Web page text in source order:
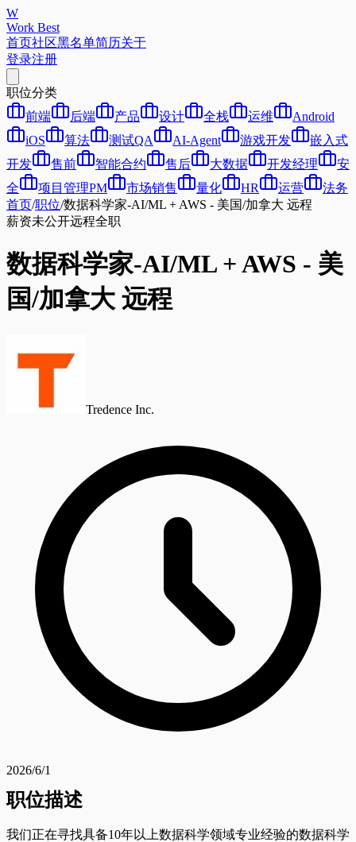
W
Work Best
首页社区黑名单简历关于
登录注册
职位分类
前端
后端 产品 设计 全栈 运维
Android
iOS
算法 测试QA AI-Agent 游戏开发
嵌入式
开发
售前 智能合约 售后 大数据 开发经理
安
全
项目管理PM 市场销售 量化 HR 运营
法务
首页/职位/数据科学家-AI/ML + AWS - 美国/加拿大 远程
薪资未公开远程全职
数据科学家-AI/ML + AWS - 美
国/加拿大 远程
Tredence Inc.
2026/6/1
职位描述
我们正在寻找具备10年以上数据科学领域专业经验的数据科学